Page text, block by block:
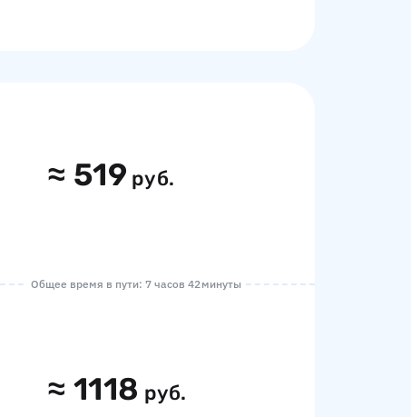
≈ 519 руб.
Общее время в пути: 7 часов 42 минуты
≈1118 руб.